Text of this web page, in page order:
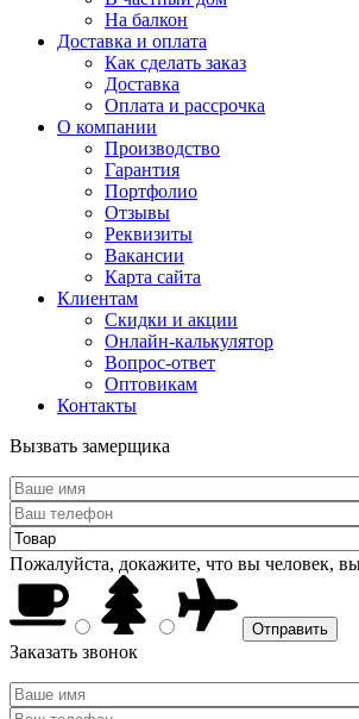
На балкон
Доставка и оплата
Как сделать заказ
Доставка
Оплата и рассрочка
О компании
Производство
Гарантия
Портфолио
Отзывы
Реквизиты
Вакансии
Карта сайта
Клиентам
Скидки и акции
Онлайн-калькулятор
Вопрос-ответ
Оптовикам
Контакты
Вызвать замерщика
Пожалуйста, докажите, что вы человек,
Заказать звонок